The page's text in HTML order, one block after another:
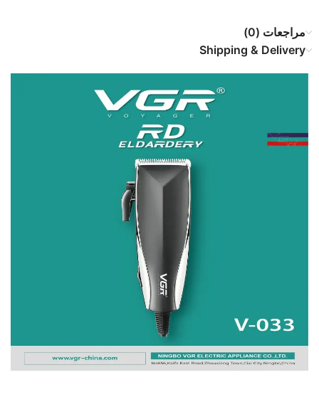
مراجعات (0)
Shipping & Delivery